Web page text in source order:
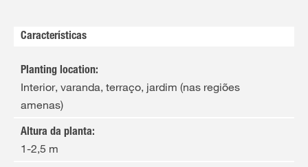
Características
Planting location:
Interior, varanda, terraço, jardim (nas regiões
amenas)
Altura da planta:
1-2,5 m